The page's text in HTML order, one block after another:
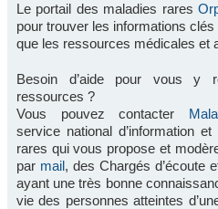
Le portail des maladies rares
pour trouver les informations
que les ressources médicales et
Besoin d’aide pour vous y
ressources ?
Vous pouvez contacter
service national d’information
rares qui vous propose et
par mail, des Chargés d’écoute
ayant une très bonne
vie des personnes atteintes